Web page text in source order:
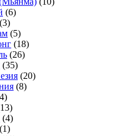
(6)
(3)
(5)
(18)
(26)
(35)
(20)
(8)
(4)
(1)